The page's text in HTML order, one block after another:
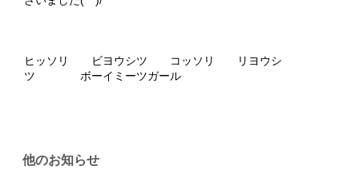
ヒッソリ ビヨウシツ コッソリ リヨウシ
ツ ボーイミーツガール
他のお知らせ